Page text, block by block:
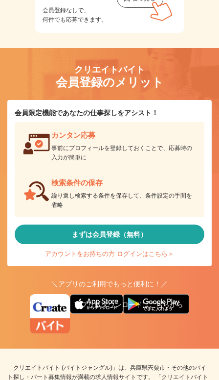
会員登録なしで、
何件でも応募できます。
クリエイトバイト
会員登録のメリット
会員限定機能であなたの仕事探しをアシスト！
カンタン応募
事前にプロフィールを登録しておくことで、応募時の
入力が簡単に
検索条件の保存
繰り返し検索する条件を保存して、条件設定の手間を
省略
まずは会員登録（無料）
アカウントをお持ちの方 ログインはこちら＞
＼アプリのご利用でもっと便利に！／
アプリ版ダウンロードはこちらから
「クリエイトバイト (バイトジャングル)」は、兵庫県宍粟市・その他のバイ
ト探し・パート募集情報が満載の求人情報サイトです。 「クリエイトバイト